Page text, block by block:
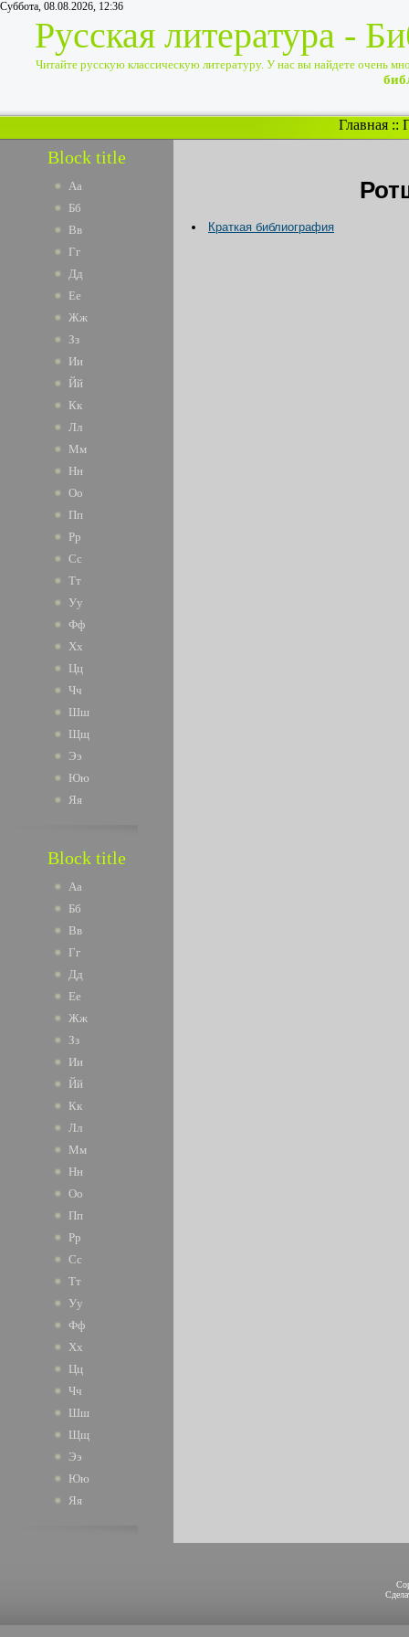
Суббота, 08.08.2026, 12:36
Русская литература -
Читайте русскую классическую литературу. У нас вы найдете очень
Главная ::
Block title
Аа
Бб
Вв
Гг
Дд
Ее
Жж
Зз
Ии
Йй
Кк
Лл
Мм
Нн
Оо
Пп
Рр
Сс
Тт
Уу
Фф
Хх
Цц
Чч
Шш
Щщ
Ээ
Юю
Яя
Block title
Аа
Бб
Вв
Гг
Дд
Ее
Жж
Зз
Ии
Йй
Кк
Лл
Мм
Нн
Оо
Пп
Рр
Сс
Тт
Уу
Фф
Хх
Цц
Чч
Шш
Щщ
Ээ
Юю
Яя
Краткая библиография